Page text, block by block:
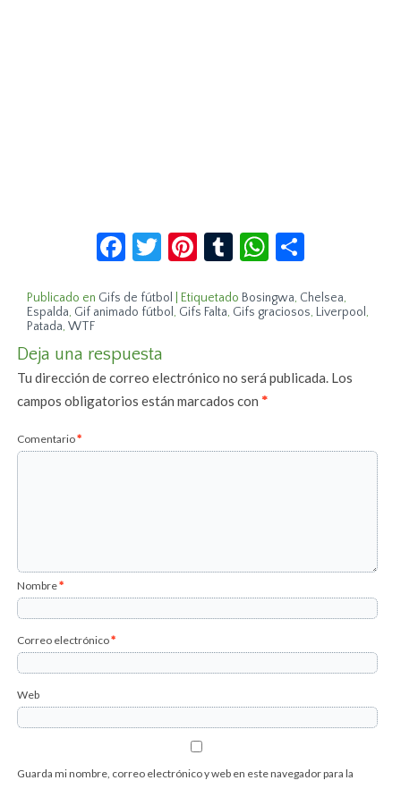
Facebook
Twitter
Pinterest
TumblrWhatsApp
Publicado en Gifs de fútbol Etiquetado Bosingwa, Chelsea,
Espalda, Gif animado fútbol, Gifs Falta, Gifs graciosos, Liverpool,
Patada,WTF
Deja una respuesta
Tu dirección de correo electrónico no será publicada. Los
campos obligatorios están marcados con*
Comentario*
Nombre*
Correo electrónico*
Web
Guarda mi nombre, correo electrónico y web en este navegador para la